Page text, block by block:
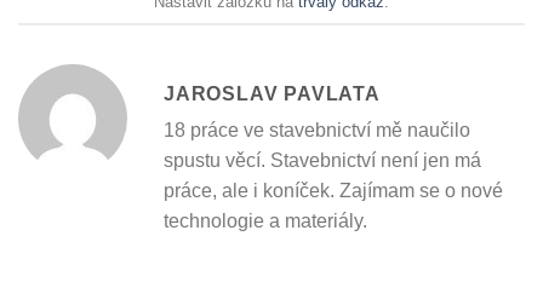
JAROSLAV PAVLATA
18 práce ve stavebnictví mě naučilo
spustu věcí. Stavebnictví není jen má
práce, ale i koníček. Zajímam se o nové
technologie a materiály.